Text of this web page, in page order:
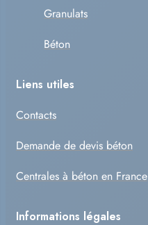
Granulats
Béton
Liens utiles
Contacts
Demande de devis béton
Centrales à béton en France
Informations légales